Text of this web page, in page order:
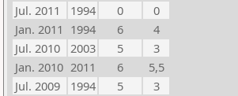
Jul. 2011
1994 0
0
Jan. 2011 1994 6
4
Jul. 2010
2003 5
3
Jan. 2010 2011 6
5,5
Jul. 2009
1994 5
3